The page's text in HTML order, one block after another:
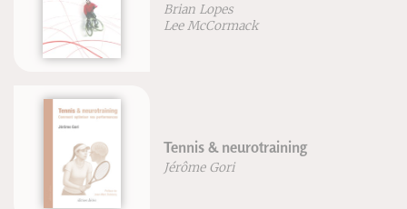
Brian Lopes
Lee McCormack
Tennis & neurotraining
Jérôme Gori